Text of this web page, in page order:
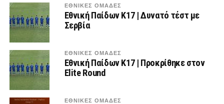
ΕΘΝΙΚΕΣ ΟΜΑΔΕΣ
Εθνική Παίδων Κ17 | Δυνατό τέστ με
Σερβία
ΕΘΝΙΚΕΣ ΟΜΑΔΕΣ
Εθνική Παίδων Κ17 | Προκρίθηκε στον
Elite Round
ΕΘΝΙΚΕΣ ΟΜΑΔΕΣ